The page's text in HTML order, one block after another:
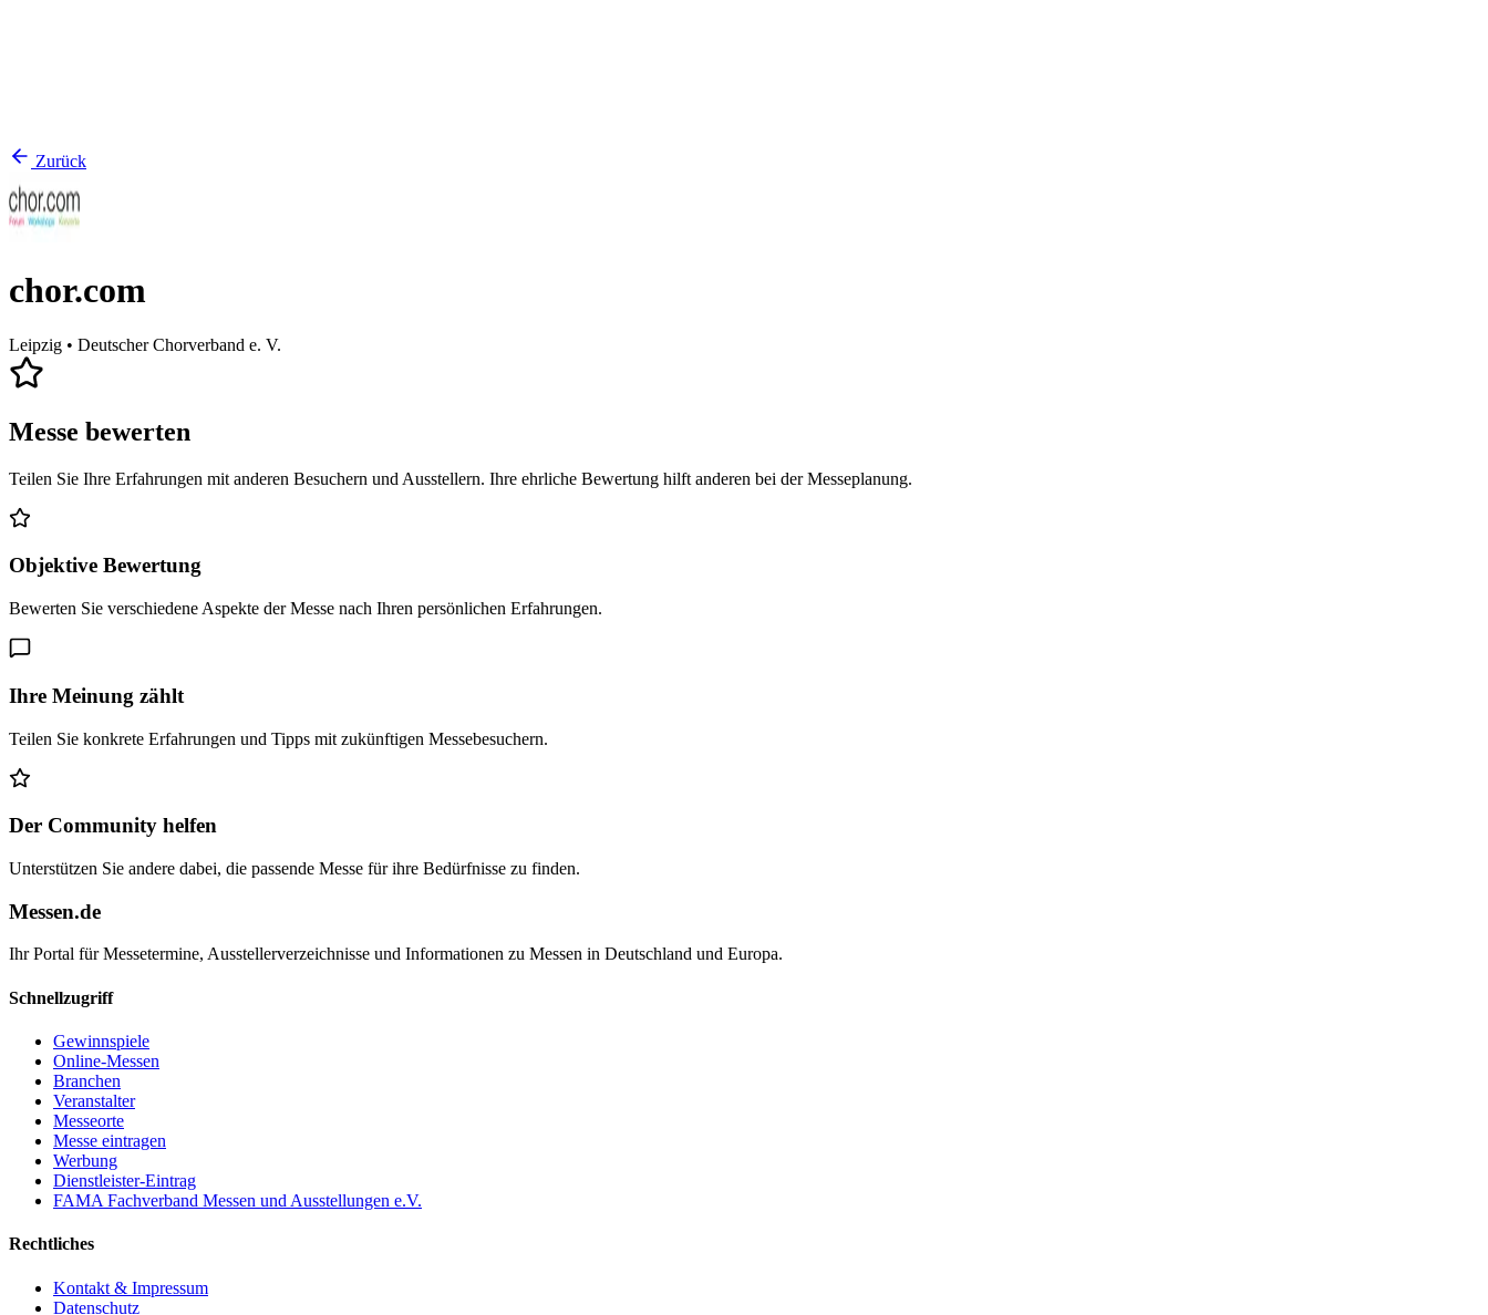
Zurück
chor.com
Leipzig • Deutscher Chorverband e. V.
Messe bewerten
Teilen Sie Ihre Erfahrungen mit anderen Besuchern und Ausstellern. Ihre ehrliche Bewertung hilft anderen bei der Messeplanung.
Objektive Bewertung
Bewerten Sie verschiedene Aspekte der Messe nach Ihren persönlichen Erfahrungen.
Ihre Meinung zählt
Teilen Sie konkrete Erfahrungen und Tipps mit zukünftigen Messebesuchern.
Der Community helfen
Unterstützen Sie andere dabei, die passende Messe für ihre Bedürfnisse zu finden.
Messen.de
Ihr Portal für Messetermine, Ausstellerverzeichnisse und Informationen zu Messen in Deutschland und Europa.
Schnellzugriff
Gewinnspiele
Online-Messen
Branchen
Veranstalter
Messeorte
Messe eintragen
Werbung
Dienstleister-Eintrag
FAMA Fachverband Messen und Ausstellungen e.V.
Rechtliches
Kontakt & Impressum
Datenschutz